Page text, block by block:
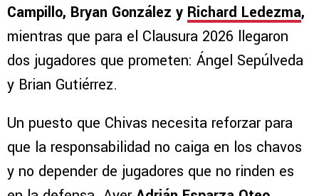
Campillo, Bryan González y Richard Ledezma,
mientras que para el Clausura 2026 llegaron
dos jugadores que prometen: Ángel Sepúlveda
y Brian Gutiérrez.
Un puesto que Chivas necesita reforzar para
que la responsabilidad no caiga en los chavos
y no depender de jugadores que no rinden es